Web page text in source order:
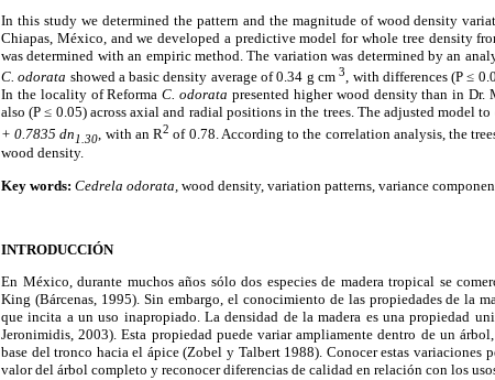
In this study we determined the pattern and the magnitude of wood density
Chiapas, México, and we developed a predictive model for whole tree density
was determined with an empiric method. The variation was determined by an
C. odorata showed a basic density average of 0.34 g cm3, with differences (P ≤
In the locality of ReformaC. odorata presented higher wood density than in Dr.
also (P ≤ 0.05) across axial and radial positions in the trees. The adjusted model
+ 0.7835 dn1.30 , with an R2 of 0.78. According to the correlation analysis, the
wood density.
Key words: Cedrela odorata, wood density, variation patterns, variance
INTRODUCCIÓN
En México, durante muchos años sólo dos especies de madera tropical se
King (Bárcenas, 1995). Sin embargo, el conocimiento de las propiedades de la
que incita a un uso inapropiado. La densidad de la madera es una propiedad
Jeronimidis, 2003). Esta propiedad puede variar ampliamente dentro de un
base del tronco hacia el ápice (Zobel y Talbert 1988). Conocer estas variaciones
valor del árbol completo y reconocer diferencias de calidad en relación con los